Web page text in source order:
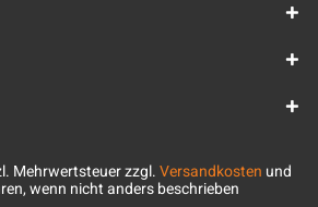
Mehrwertsteuer zzgl.Versandkosten und
wenn nicht anders beschrieben